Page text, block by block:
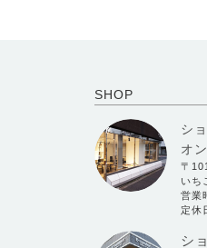
SHOP
シ
オ
〒
いち
営業
定休
シ